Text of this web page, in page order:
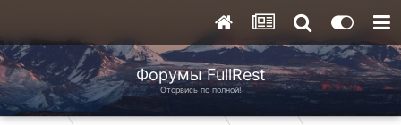
Форумы FullRest
Оторвись по полной!